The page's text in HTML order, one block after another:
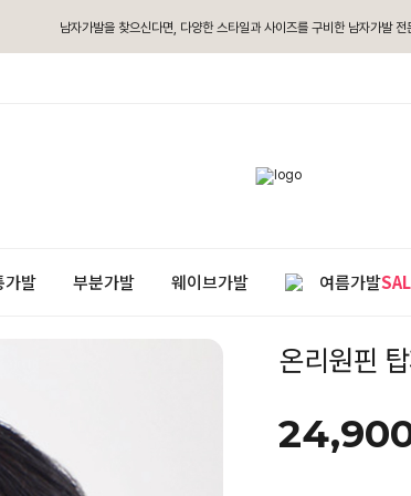
남자가발을 찾으신다면, 다양한 스타일과 사이즈를 구비한 남자가발 전
가발 부분가발 웨이브가발 여름가발
온리원핀